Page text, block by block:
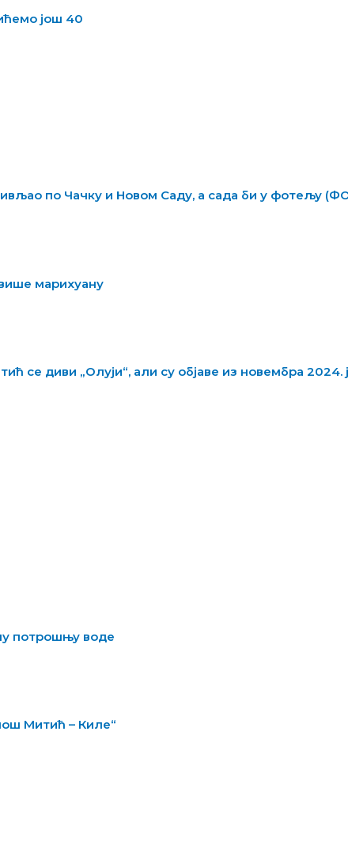
још 40
по Чачку и Новом Саду, а сада би у фотељу
марихуану
се диви „Олуји“, али су објаве из новембра 2024.
потрошњу воде
Митић – Киле“